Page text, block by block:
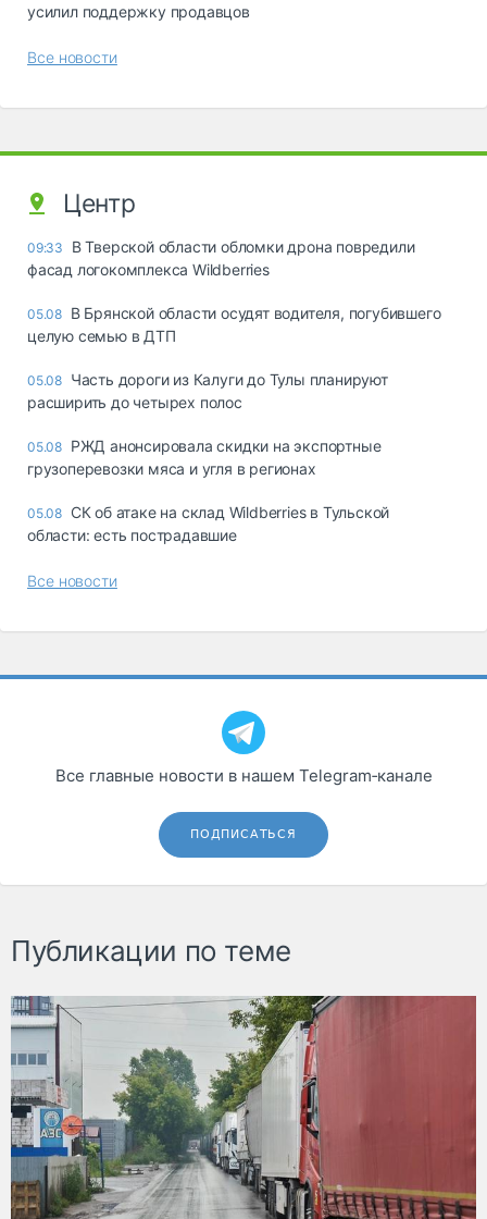
усилил поддержку продавцов
Все новости
Центр
09:33
В Тверской области обломки дрона повредили
фасад логокомплекса Wildberries
05.08 В Брянской области осудят водителя, погубившего
целую семью в ДТП
05.08 Часть дороги из Калуги до Тулы планируют
расширить до четырех полос
05.08 РЖД анонсировала скидки на экспортные
грузоперевозки мяса и угля в регионах
05.08 СК об атаке на склад Wildberries в Тульской
области: есть пострадавшие
Все новости
Все главные новости в нашем Telegram‑канале
ПОДПИСАТЬСЯ
Публикации по теме